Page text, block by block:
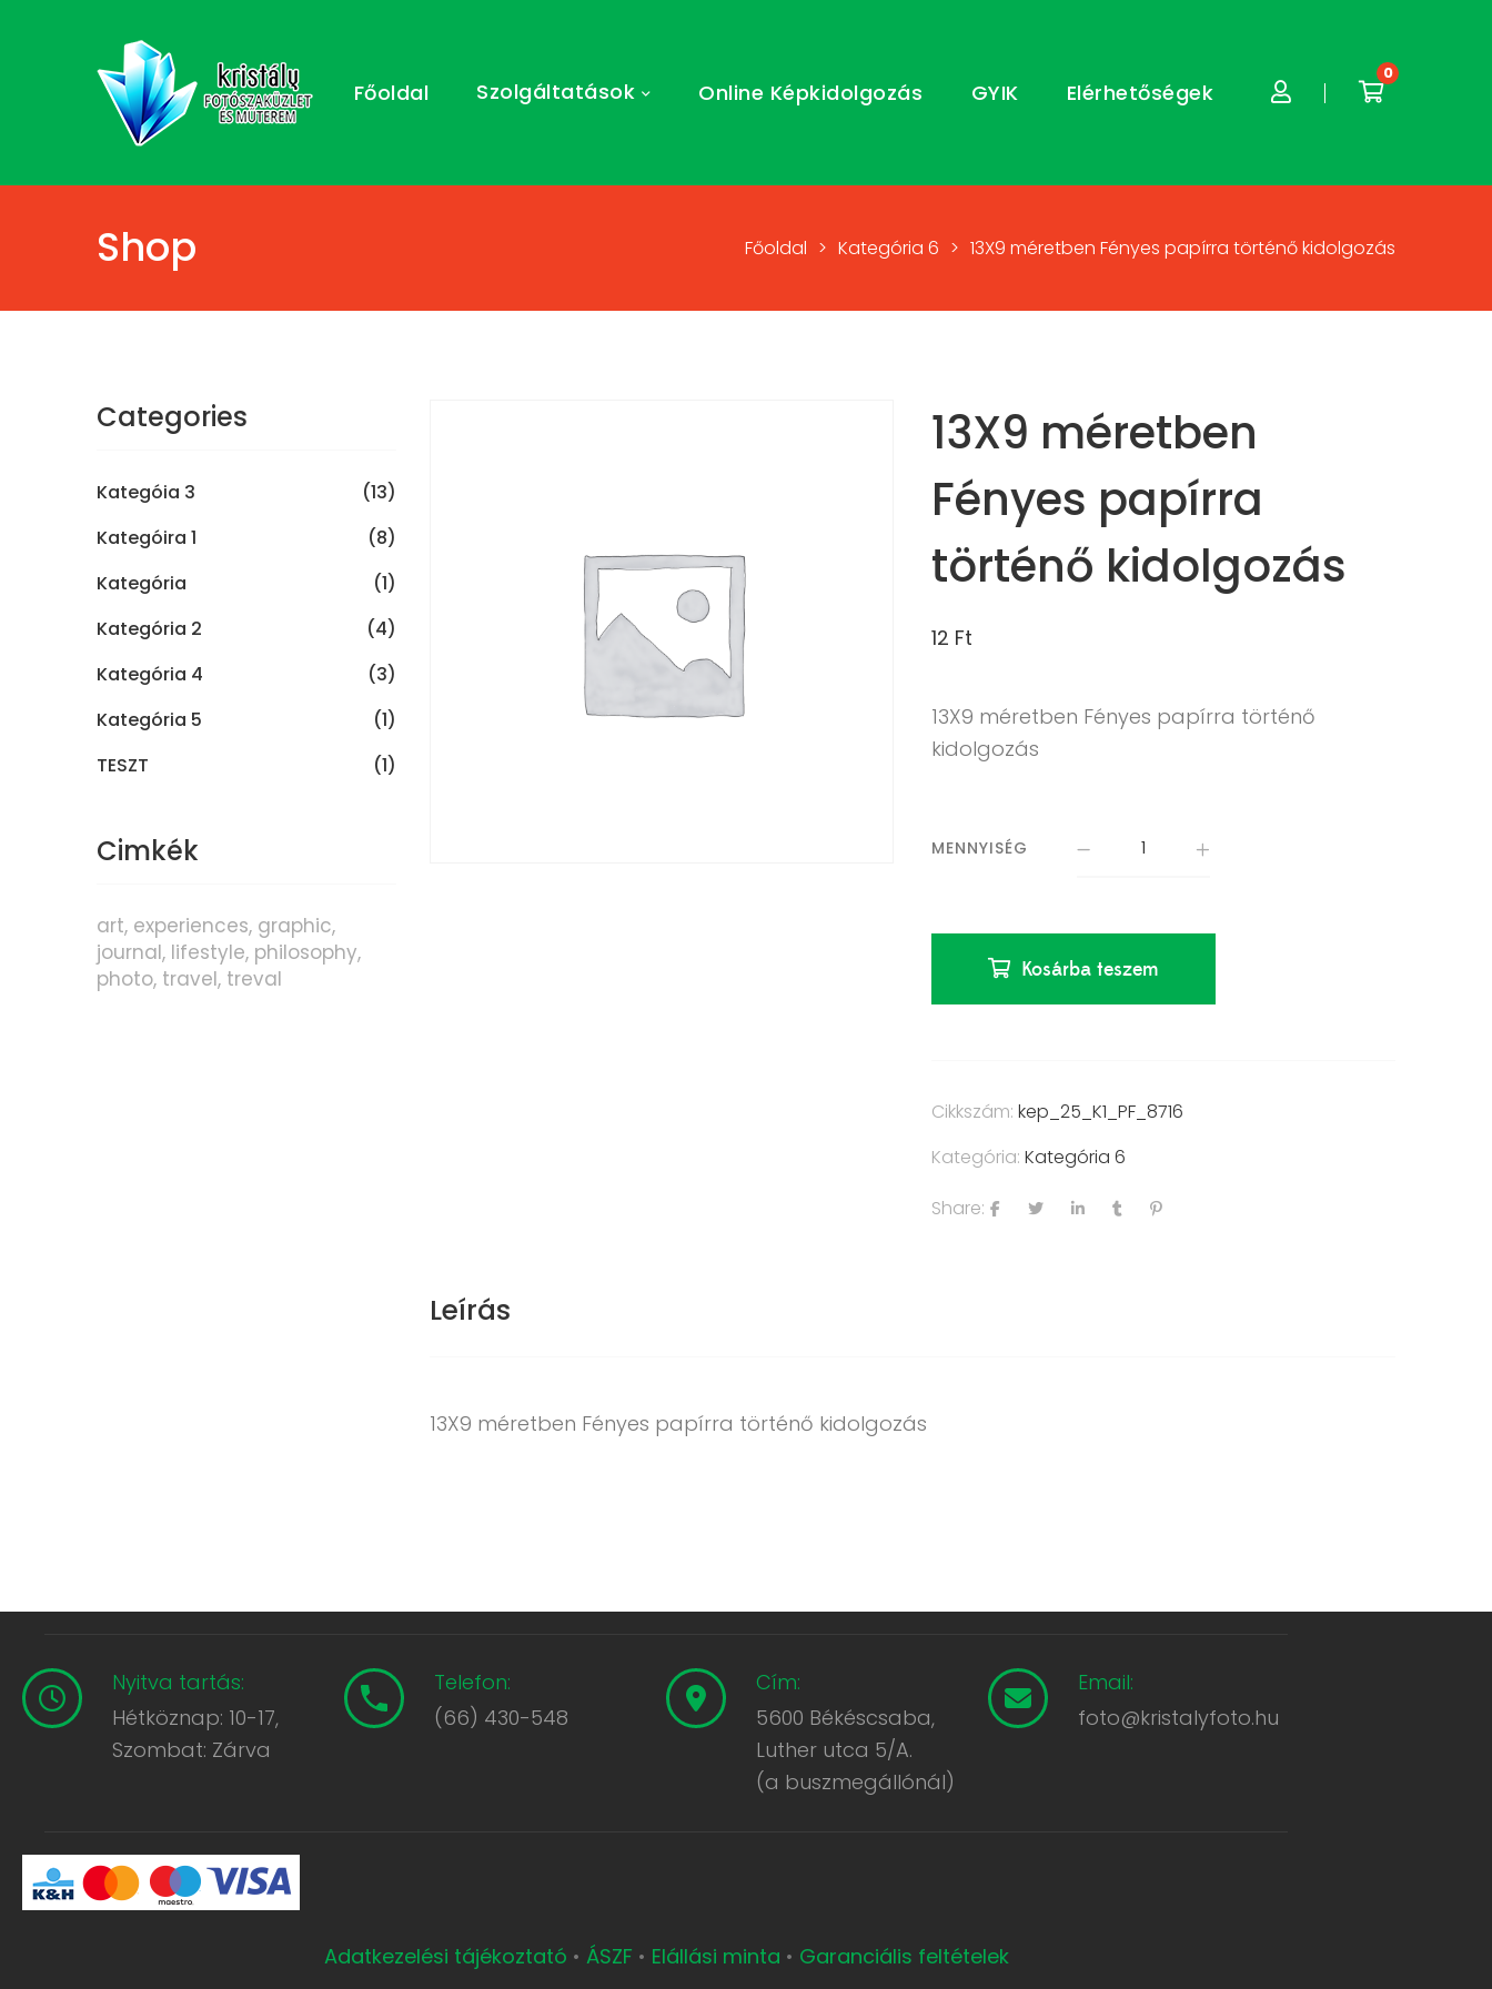
Főoldal Szolgáltatások Online Képkidolgozás GYIK Elérhetőségek
0
Shop Főoldal > Kategória 6 > 13X9 méretben Fényes papírra történő kidolgozás
13X9 méretben
Fényes papírra
történő kidolgozás
12 Ft
13X9 méretben Fényes papírra történő
kidolgozás
MENNYISÉG
Kosárba teszem
Cikkszám:kep_25_K1_PF_8716
Kategória:Kategória 6
Share:
Leírás
13X9 méretben Fényes papírra történő kidolgozás
Categories
Kategóia 3
(13)
Kategóira 1
(8)
Kategória
(1)
Kategória 2
(4)
Kategória 4
(3)
Kategória 5
(1)
TESZT
(1)
Cimkék
art experiences graphic
journal lifestyle philosophy
photo travel treval
Nyitva tartás:
Hétköznap: 10-17,
Szombat: Zárva
Telefon:
(66) 430-548
Cím:
5600 Békéscsaba,
Luther utca 5/A.
(a buszmegállónál)
Email:
foto@kristalyfoto.hu
Adatkezelési tájékoztató • ÁSZF • Elállási minta • Garanciális feltételek